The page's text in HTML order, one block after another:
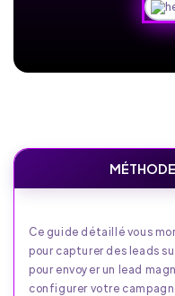
Ce guide détaillé vous
pour capturer des leads
pour envoyer un lead
configurer votre